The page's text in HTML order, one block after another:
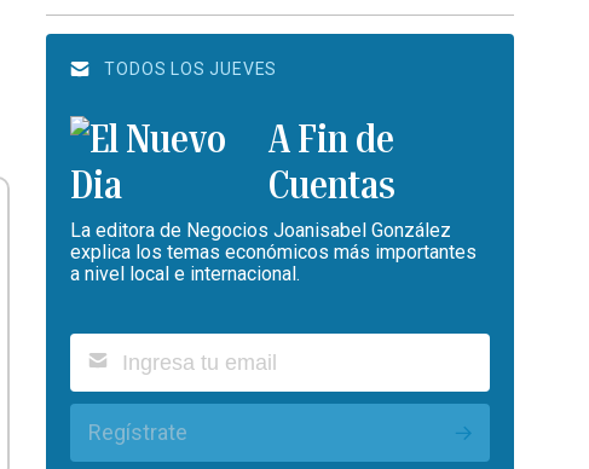
TODOS LOS JUEVES
A Fin de
Cuentas
La editora de Negocios Joanisabel González
explica los temas económicos más importantes
a nivel local e internacional.
Regístrate